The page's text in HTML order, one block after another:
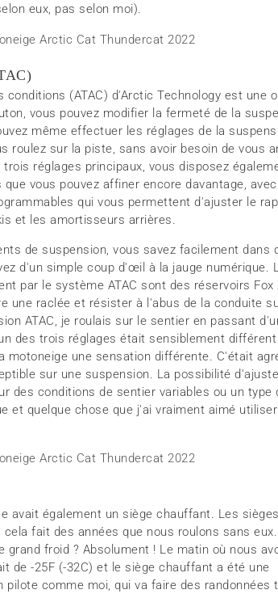
eux, pas selon moi).
(ATAC) d'Arctic Technology est une
vous pouvez modifier la fermeté de la
même effectuer les réglages de la
roulez sur la piste, sans avoir besoin de vous
réglages principaux, vous disposez
vous pouvez affiner encore davantage,
qui vous permettent d'ajuster le
et les amortisseurs arrières.
de suspension, vous savez facilement dans
d'un simple coup d'œil à la jauge numérique.
par le système ATAC sont des réservoirs Fox
une raclée et résister à l'abus de la conduite
ATAC, je roulais sur le sentier en passant
des trois réglages était sensiblement
motoneige une sensation différente. C'était
sur une suspension. La possibilité
des conditions de sentier variables ou un type
et quelque chose que j'ai vraiment aimé
avait également un siège chauffant. Les sièges
fait des années que nous roulons sans
froid ? Absolument ! Le matin où nous
de -25F (-32C) et le siège chauffant a été une
comme moi, qui va faire des randonnées